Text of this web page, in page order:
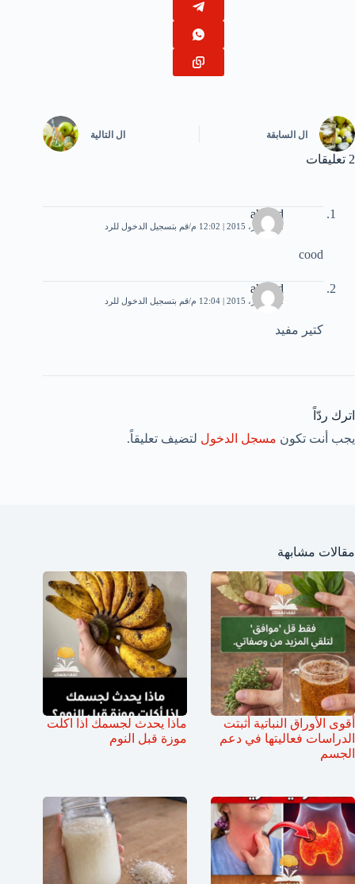
ال السابقة ال التالية
2 تعليقات
ahmad
22 أكتوبر، 2015 | 12:02 م قم بتسجيل الدخول للرد
cood
ahmad
22 أكتوبر، 2015 | 12:04 م قم بتسجيل الدخول للرد
كتير مفيد
اترك ردّاً
يجب أنت تكون مسجل الدخول لتضيف تعليقاً.
مقالات مشابهة
أقوى الأوراق النباتية أثبتت
الدراسات فعاليتها في دعم
الجسم
ماذا يحدث لجسمك اذا اكلت
موزة قبل النوم